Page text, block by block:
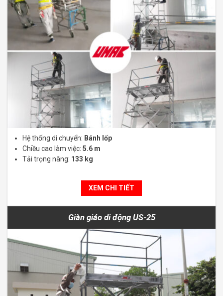
Hệ thống di chuyển: Bánh lốp
Chiều cao làm việc: 5.6 m
Tải trọng nâng: 133 kg
XEM CHI TIẾT
Giàn giáo di động US-25